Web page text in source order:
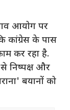
आयोग पर
कांग्रेस के पास
कर रहा है.
निष्पक्ष और
बयानों को